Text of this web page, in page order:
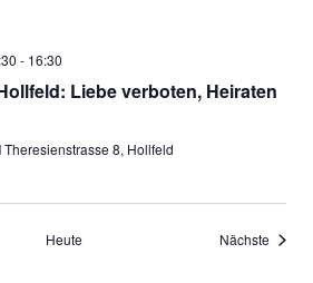
- 16:30
Liebe verboten, Heiraten
Theresienstrasse 8, Hollfeld
Heute Nächste